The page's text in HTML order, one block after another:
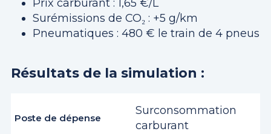
Prix carburant : 1,65 €/L
Surémissions de CO₂ : +5 g/km
Pneumatiques : 480 € le train de 4 pneus
Résultats de la simulation :
Surconsommation
carburant